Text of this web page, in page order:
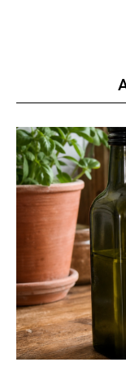
Praesent
Ut mollis
Nullam eu erat
Donec quis est
Orci varius
YEARLY